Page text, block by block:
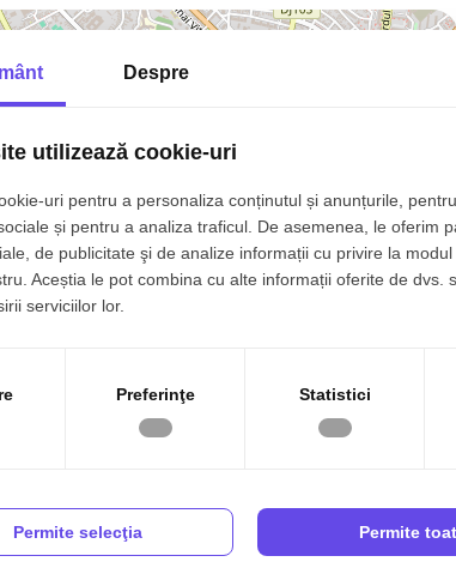
Regim inaltime: D+P+1+M
Despre
utilizează cookie-uri
uri pentru a personaliza conținutul și anunțurile,
și pentru a analiza traficul. De asemenea, le oferim
de publicitate şi de analize informații cu privire la
Aceștia le pot combina cu alte informații oferite de dvs.
serviciilor lor.
Preferinţe Statistici
Permite selecţia Permite